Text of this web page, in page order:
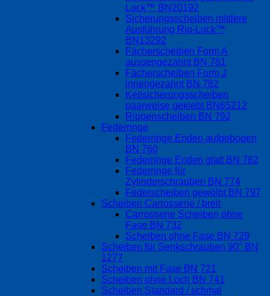
Lock™ BN20192
Sicherungsscheiben mittlere
Ausführung Rip-Lock™
BN13292
Fächerscheiben Form A
aussengezahnt BN 781
Fächerscheiben Form J
innengezahnt BN 782
Keilsicherungsscheiben
paarweise geklebt BN65212
Rippenscheiben BN 792
Federringe
Federringe Enden aufgebogen
BN 760
Federringe Enden glatt BN 762
Federringe für
Zylinderschrauben BN 774
Federscheiben gewölbt BN 797
Scheiben Carrosserie / breit
Carrosserie Scheiben ohne
Fase BN 732
Scheiben ohne Fase BN 729
Scheiben für Senkschrauben 90° BN
1277
Scheiben mit Fase BN 721
Scheiben ohne Loch BN 741
Scheiben Standard / schmal